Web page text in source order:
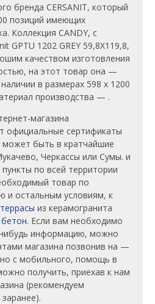
бренда CERSANIT, который
позиций имеющих
Коллекция CANDY, c
GPTU 1202 GREY 59,8X119,8,
качеством изготовления
на этот товар она —
в размерах 598 x 1200
производства — .
магазина
официальные сертификаты
может быть в кратчайшие
Черкассы или Сумы. и
по всей территории
товар по
и остальным условиям, к
из керамогранита
. Если вам необходимо
информацию, можно
магазина позвонив на —
с мобильного, помощь в
получить, приехав к нам
(рекомендуем